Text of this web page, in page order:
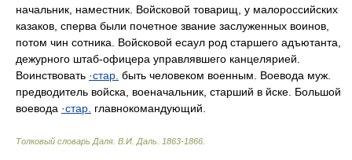
начальник, наместник. Войсковой товарищ, у малороссийских
казаков, сперва были почетное звание заслуженных воинов,
потом чин сотника. Войсковой есаул род старшего адъютанта,
дежурного штаб-офицера управлявшего канцелярией.
Воинствовать ·стар. быть человеком военным. Воевода муж.
предводитель войска, военачальник, старший в йске. Большой
воевода ·стар. главнокомандующий.
Толковый словарь Даля В.И. Даль. 1863-1866